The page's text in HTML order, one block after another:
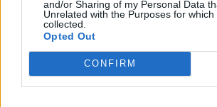
and/or Sharing of my Personal Data
Unrelated with the Purposes for which
collected.
Opted Out
CONFIRM
Kraj